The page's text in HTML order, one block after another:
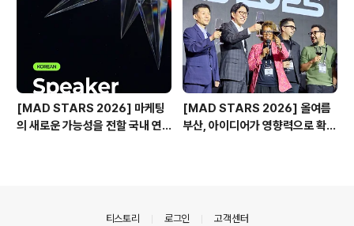
[MAD STARS 2026] 마케팅
의 새로운 가능성을 전할 국내 연
[MAD STARS 2026] 올여름
부산, 아이디어가 영향력으로 확장
티스토리 로그인 고객센터